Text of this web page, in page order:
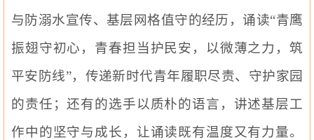
与防溺水宣传、基层网格值守的经历，诵读“青鹰
振翅守初心，青春担当护民安，以微薄之力，筑
平安防线”，传递新时代青年履职尽责、守护家园
的责任；还有的选手以质朴的语言，讲述基层工
作中的坚守与成长，让诵读既有温度又有力量。